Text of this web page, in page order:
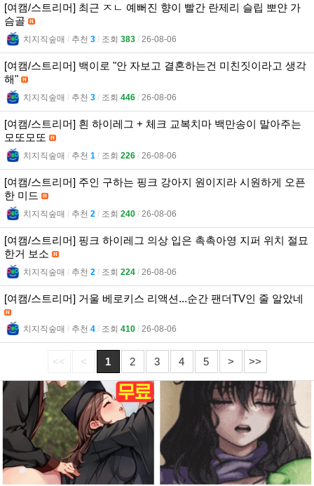
[여캠/스트리머] 최근 ㅈㄴ 예뻐진 향이 빨간 란제리 슬립 뽀얀 가
슴골
치지직숲매 l 추천 3 l 조회 383 l 26-08-06
[여캠/스트리머] 백이로 "안 자보고 결혼하는건 미친짓이라고 생각
해"
치지직숲매 l 추천 3 l 조회 446 l 26-08-06
[여캠/스트리머] 흰 하이레그 + 체크 교복치마 백만송이 말아주는
모또모또
치지직숲매 l 추천 1 l 조회 226 l 26-08-06
[여캠/스트리머] 주인 구하는 핑크 강아지 원이지라 시원하게 오픈
한 미드
치지직숲매 l 추천 2 l 조회 240 l 26-08-06
[여캠/스트리머] 핑크 하이레그 의상 입은 촉촉아영 지퍼 위치 절묘
한거 보소
치지직숲매 l 추천 2 l 조회 224 l 26-08-06
[여캠/스트리머] 거울 베로키스 리액션...순간 팬더TV인 줄 알았네
치지직숲매 l 추천 4 l 조회 410 l 26-08-06
<< < 1 2 3 4 5 > >>